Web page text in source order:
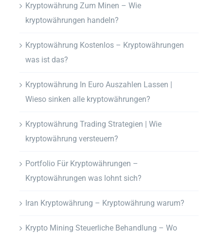
Kryptowährung Zum Minen – Wie
kryptowährungen handeln?
Kryptowährung Kostenlos – Kryptowährungen
was ist das?
Kryptowährung In Euro Auszahlen Lassen |
Wieso sinken alle kryptowährungen?
Kryptowährung Trading Strategien | Wie
kryptowährung versteuern?
Portfolio Für Kryptowährungen –
Kryptowährungen was lohnt sich?
Iran Kryptowährung – Kryptowährung warum?
Krypto Mining Steuerliche Behandlung – Wo